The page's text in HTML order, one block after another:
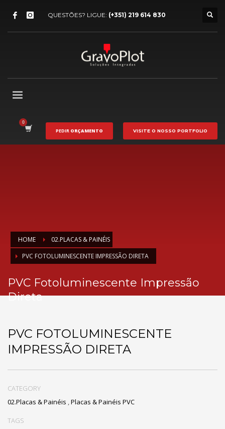
QUESTÕES? LIGUE: (+351) 219 614 830
PEDIR ORÇAMENTO VISITE O NOSSO PORTFOLIO
HOME
02.PLACAS & PAINÉIS
PVC FOTOLUMINESCENTE IMPRESSÃO DIRETA
PVC Fotoluminescente Impressão
Direta
PVC FOTOLUMINESCENTE
IMPRESSÃO DIRETA
CATEGORY
02.Placas & Painéis ,Placas & Painéis PVC
TAGS